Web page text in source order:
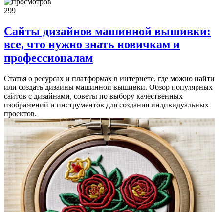
299
Сайты дизайнов машинной вышивки:
все, что нужно знать новичкам и
профессионалам
Статья о ресурсах и платформах в интернете, где можно найти
или создать дизайны машинной вышивки. Обзор популярных
сайтов с дизайнами, советы по выбору качественных
изображений и инструментов для создания индивидуальных
проектов.